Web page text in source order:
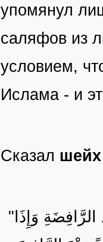
упомянул
саляфов из
условием,
Ислама - и
Сказал
"إِذَا غَلَبَ الْمُسْلِمُونَ النَّصَارَى وَالْمُشْرِكِينَ كَانَ ذَلِكَ غُصَّةً عِنْد الرَّافِضَةِ وَإِذَا